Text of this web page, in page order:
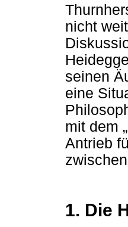
nicht
seinen
eine
mit dem
Antrieb
1. Die